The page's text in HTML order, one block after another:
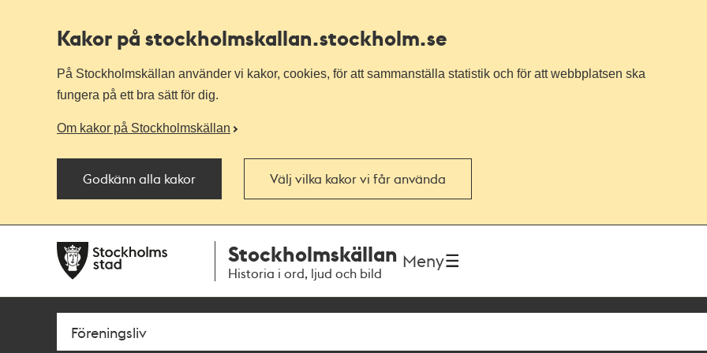
Kakor på stockholmskallan.stockholm.se
På Stockholmskällan använder vi kakor, cookies, för att sammanställa statistik och för att webbplatsen ska
fungera på ett bra sätt för dig.
Om kakor på Stockholmskällan
Godkänn alla kakor Välj vilka kakor vi får använda
navigationen
huvudinnehållet
Stockholmskällan
Historia i ord, ljud och bild
Meny
Sök